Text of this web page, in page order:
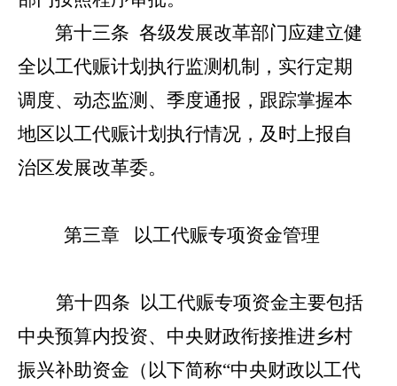
第十三条 各级发展改革部门应建立健
全以工代赈计划执行监测机制，实行定期
调度、动态监测、季度通报，跟踪掌握本
地区以工代赈计划执行情况，及时上报自
治区发展改革委。
第三章 以工代赈专项资金管理
第十四条
以工代赈专项资金主要包括
中央预算内投资、中央财政衔接推进乡村
振兴补助资金（以下简称“中央财政以工代